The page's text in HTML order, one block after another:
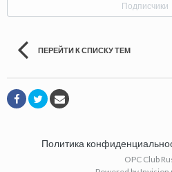
Подписчики
ПЕРЕЙТИ К СПИСКУ ТЕМ
Политика
OPC Club